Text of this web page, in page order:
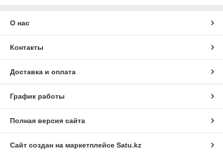
О нас
Контакты
Доставка и оплата
График работы
Полная версия сайта
Сайт создан на маркетплейсе Satu.kz